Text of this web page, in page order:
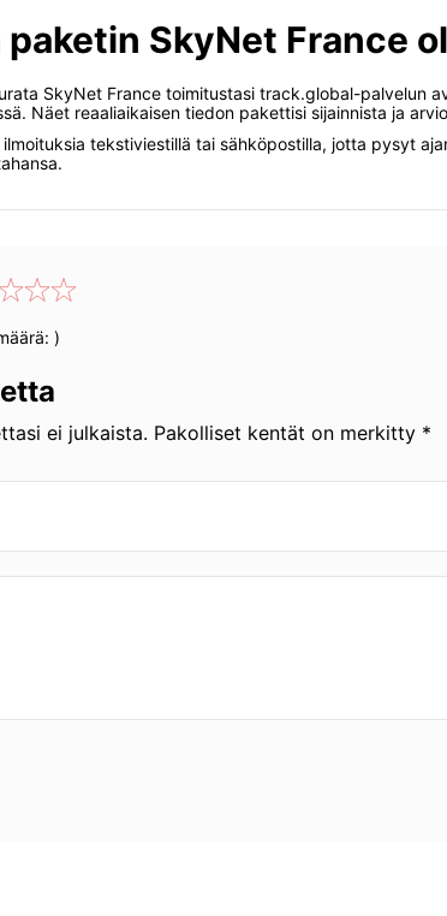
paketin SkyNet France
SkyNet France toimitustasi track.global-palvelun
Näet reaaliaikaisen tiedon pakettisi sijainnista ja
tekstiviestillä tai sähköpostilla, jotta pysyt
)
ei julkaista. Pakolliset kentät on merkitty *